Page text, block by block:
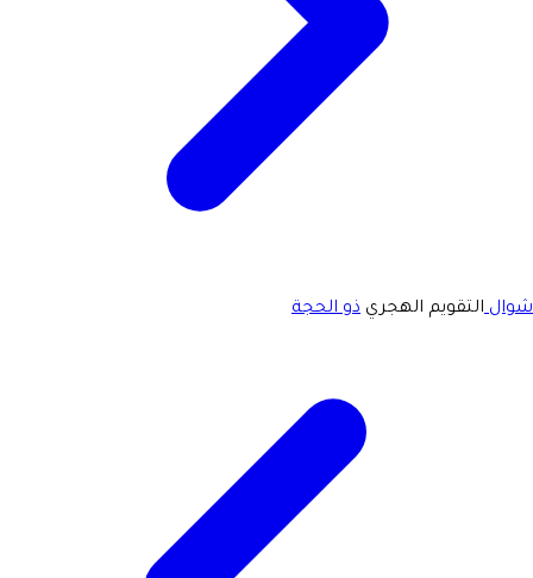
شوالالتقويم الهجري ذو الحجة